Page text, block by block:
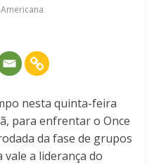
Americana
nesta quinta-feira
para enfrentar o Once
da fase de grupos
vale a liderança do